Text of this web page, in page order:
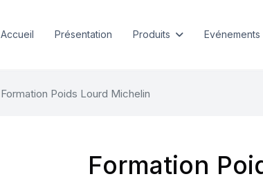
Accueil Présentation Produits Evénements
Formation Poids Lourd Michelin
Formation